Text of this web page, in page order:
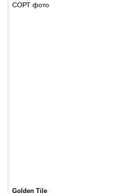
Golden Tile